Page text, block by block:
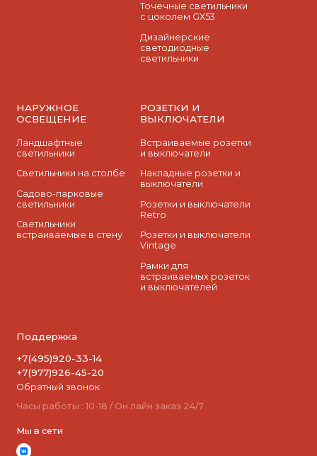
Точечные светильники
с цоколем GX53
Дизайнерские
светодиодные
светильники
НАРУЖНОЕ
ОСВЕЩЕНИЕ
Ландшафтные
светильники
Светильники на столбе
Садово-парковые
светильники
Светильники
встраиваемые в стену
РОЗЕТКИ И
ВЫКЛЮЧАТЕЛИ
Встраиваемые розетки
и выключатели
Накладные розетки и
выключатели
Розетки и выключатели
Retro
Розетки и выключатели
Vintage
Рамки для
встраиваемых розеток
и выключателей
Поддержка
+7(495)920-33-14
+7(977)926-45-20
Обратный звонок
Часы работы : 10-18 / Он лайн заказ 24/7
Мы в сети